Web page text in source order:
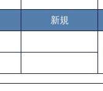
新規